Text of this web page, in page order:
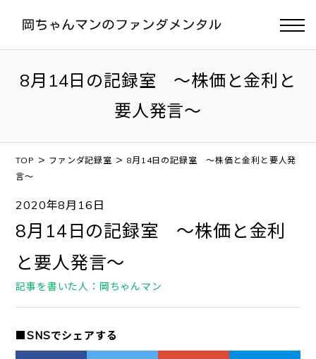
8月14日の記録室 ～株価と金利と
要人発言～
TOP > ファンダ記録室 > 8月14日の記録室 ～株価と金利と要人発
言～
2020年8月16日
8月14日の記録室 ～株価と金利
と要人発言～
記事を書いた人：岡ちゃんマン
■SNSでシェアする